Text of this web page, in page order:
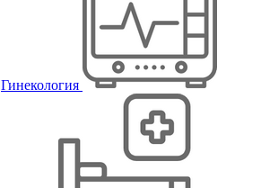
Гинекология